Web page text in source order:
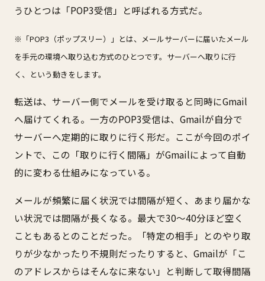
うひとつは「POP3受信」と呼ばれる方式だ。
※「POP3（ポップスリー）」とは、メールサーバーに届いたメール
を手元の環境へ取り込む方式のひとつです。サーバーへ取りに行
く、という動きをします。
転送は、サーバー側でメールを受け取ると同時にGmail
へ届けてくれる。一方のPOP3受信は、Gmailが自分で
サーバーへ定期的に取りに行く形だ。ここが今回のポイ
ントで、この「取りに行く間隔」がGmailによって自動
的に変わる仕組みになっている。
メールが頻繁に届く状況では間隔が短く、あまり届かな
い状況では間隔が長くなる。最大で30〜40分ほど空く
こともあるとのことだった。「特定の相手」とのやり取
りが少なかったり不規則だったりすると、Gmailが「こ
のアドレスからはそんなに来ない」と判断して取得間隔